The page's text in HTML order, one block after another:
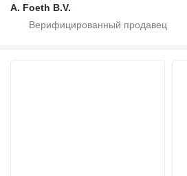
A. Foeth B.V.